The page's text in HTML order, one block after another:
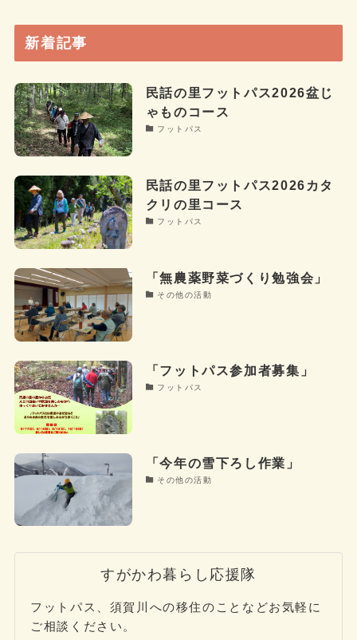
新着記事
民話の里フットパス2026盆じ
ゃものコース
フットパス
民話の里フットパス2026カタ
クリの里コース
フットパス
「無農薬野菜づくり勉強会」
その他の活動
「フットパス参加者募集」
フットパス
「今年の雪下ろし作業」
その他の活動
すがかわ暮らし応援隊
フットパス、須賀川への移住のことなどお気軽に
ご相談ください。